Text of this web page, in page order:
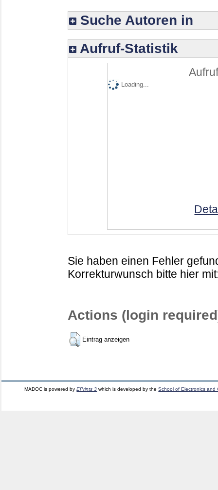
Suche Autoren in
Aufruf-Statistik
Loading...
Sie haben einen Fehler
Korrekturwunsch bitte hier
Actions (login
Eintrag anzeigen
MADOC is powered byEPrints 3 which is developed by theSchool of Electronics and